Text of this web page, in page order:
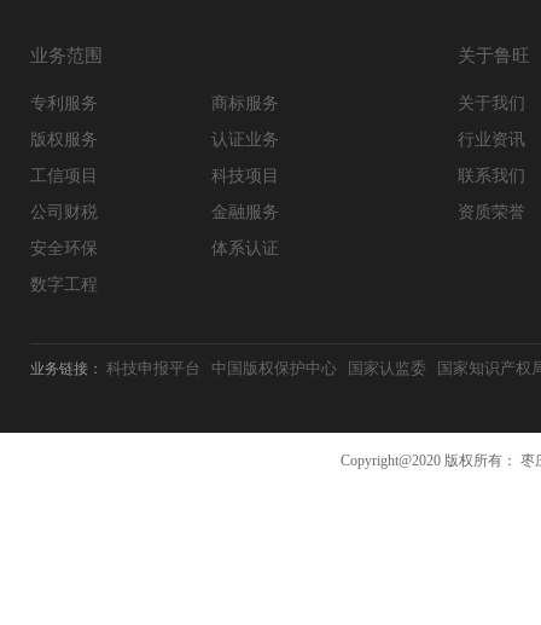
业务范围 关于鲁旺
专利服务
商标服务
版权服务
认证业务
工信项目
科技项目
公司财税
金融服务
安全环保
体系认证
数字工程
关于我们
行业资讯
联系我们
资质荣誉
业务链接： 科技申报平台 中国版权保护中心 国家认监委 国家知识产权
Copyright@2020 版权所有